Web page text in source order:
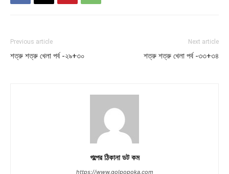
Previous article
শত্রু শত্রু খেলা পর্ব -২৯+৩০
Next article
শত্রু শত্রু খেলা পর্ব -৩৩+৩৪
গল্পের ঠিকানা ডট কম
https://www.golpopoka.com